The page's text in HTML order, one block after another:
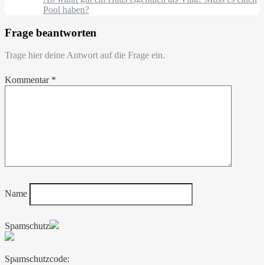
Pool haben?
Frage beantworten
Trage hier deine Antwort auf die Frage ein.
Kommentar *
Name
Spamschutz
Spamschutzcode: